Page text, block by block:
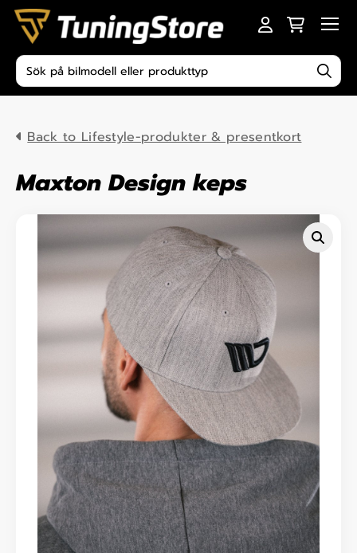
Skip to content
Produktsökning
Back to Lifestyle-produkter & presentkort
Maxton Design keps